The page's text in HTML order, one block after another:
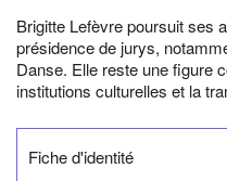
Brigitte Lefèvre poursuit ses
présidence de jurys,
Danse. Elle reste une figure
institutions culturelles et la
Fiche d'identité